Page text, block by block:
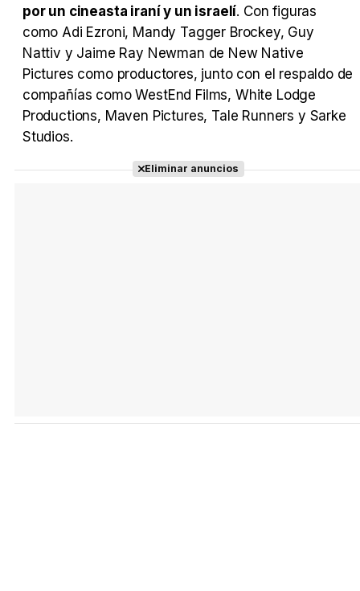
por un cineasta iraní y un israelí. Con figuras
como Adi Ezroni, Mandy Tagger Brockey, Guy
Nattiv y Jaime Ray Newman de New Native
Pictures como productores, junto con el respaldo de
compañías como WestEnd Films, White Lodge
Productions, Maven Pictures, Tale Runners y Sarke
Studios.
Eliminar anuncios